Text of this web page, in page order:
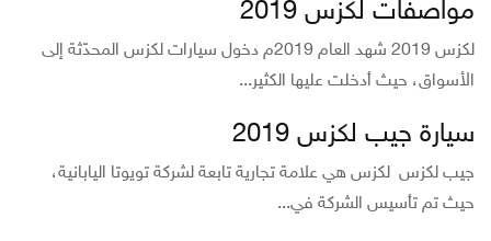
مواصفات لكزس 2019
لكزس 2019 شهد العام 2019م دخول سيارات لكزس المحدّثة إلى
الأسواق، حيث أدخلت عليها الكثير...
سيارة جيب لكزس 2019
جيب لكزس لكزس هي علامة تجارية تابعة لشركة تويوتا اليابانية،
حيث تم تأسيس الشركة في...